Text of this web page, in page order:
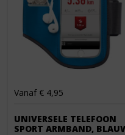
Vanaf € 4,95
UNIVERSELE TELEFOON
SPORT ARMBAND,